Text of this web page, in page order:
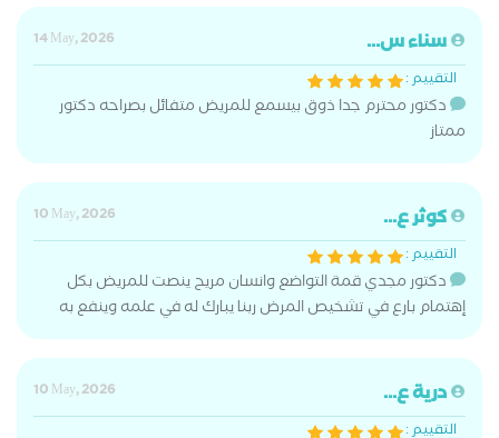
سناء س...
14 May, 2026
التقييم :
دكتور محترم جدا ذوق بيسمع للمريض متفائل بصراحه دكتور
ممتاز
كوثر ع...
10 May, 2026
التقييم :
دكتور مجدي قمة التواضع وانسان مريح ينصت للمريض بكل
إهتمام بارع في تشخيص المرض ربنا يبارك له في علمه وينفع به
درية ع...
10 May, 2026
التقييم :